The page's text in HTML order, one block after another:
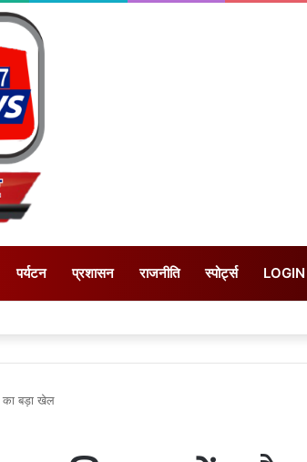
पर्यटन प्रशासन राजनीति स्पोर्ट्स LOGIN
बड़ा खेल